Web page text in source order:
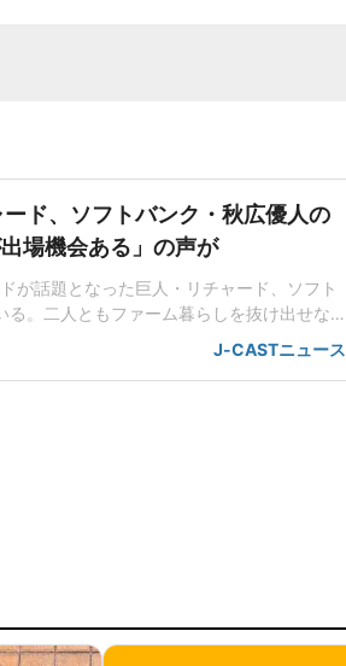
ド、ソフトバンク・秋広優人の
場機会ある」の声が
が話題となった巨人・リチャード、ソフト
。二人ともファーム暮らしを抜け出せな
ウエスタン・リーグで5年連続本塁打王に輝
江竜聖と2対1のトレードで25年5月に巨人に
J-CASTニュース